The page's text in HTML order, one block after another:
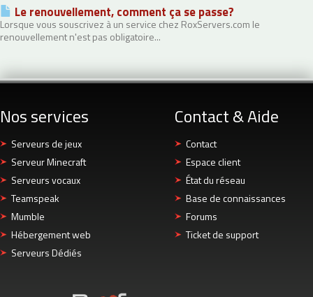
Le renouvellement, comment ça se passe?
Lorsque vous souscrivez à un service chez RoxServers.com le
renouvellement n'est pas obligatoire...
Nos services
Serveurs de jeux
Serveur Minecraft
Serveurs vocaux
Teamspeak
Mumble
Hébergement web
Serveurs Dédiés
Contact & Aide
Contact
Espace client
État du réseau
Base de connaissances
Forums
Ticket de support